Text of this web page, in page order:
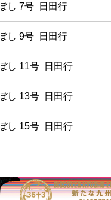
し 7号 日田行
し 9号 日田行
し 11号 日田行
し 13号 日田行
し 15号 日田行